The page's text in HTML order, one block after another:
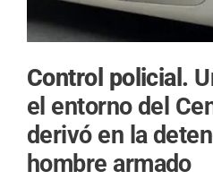
Control policial.
el entorno del
derivó en la
hombre armado